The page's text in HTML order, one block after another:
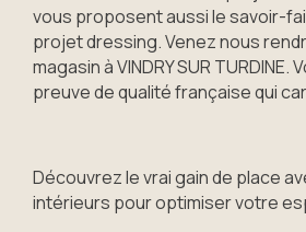
vous proposent aussi le savoir-
projet dressing. Venez nous
magasin à VINDRY SUR
preuve de qualité française qui
Découvrez le vrai gain de place
intérieurs pour optimiser votre